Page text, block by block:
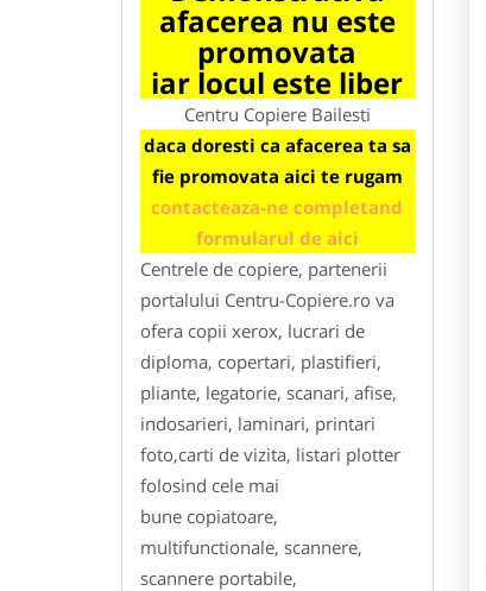
afacerea nu este
promovata
iar locul este liber
Centru Copiere Bailesti
daca doresti ca afacerea ta sa
fie promovata aici te rugam
contacteaza-ne completand
formularul de aici
Centrele de copiere, partenerii
portalului Centru-Copiere.ro va
ofera copii xerox, lucrari de
diploma, copertari, plastifieri,
pliante, legatorie, scanari, afise,
indosarieri, laminari, printari
foto,carti de vizita, listari plotter
folosind cele mai
bune copiatoare,
multifunctionale, scannere,
scannere portabile,